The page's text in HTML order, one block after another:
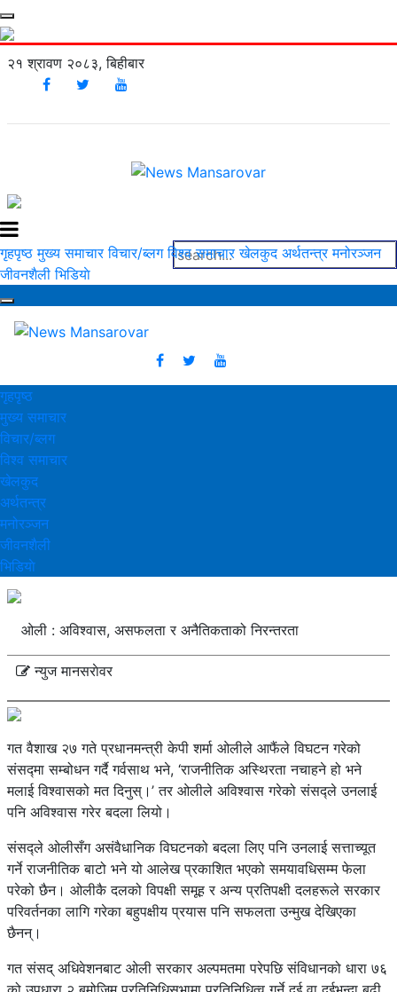
२१ श्रावण २०८३, बिहीबार
गृहपृष्ठ मुख्य समाचार विचार/ब्लग विश्व समाचार खेलकुद अर्थतन्त्र मनोरञ्‍जन
जीवनशैली भिडियाे
गृहपृष्ठ
मुख्य समाचार
विचार/ब्लग
विश्व समाचार
खेलकुद
अर्थतन्त्र
मनोरञ्‍जन
जीवनशैली
भिडियाे
ओली : अविश्वास, असफलता र अनैतिकताको निरन्तरता
न्युज मानसराेवर
गत वैशाख २७ गते प्रधानमन्त्री केपी शर्मा ओलीले आफैंले विघटन गरेको
संसद्मा सम्बोधन गर्दै गर्वसाथ भने, ‘राजनीतिक अस्थिरता नचाहने हो भने
मलाई विश्वासको मत दिनुस्।’ तर ओलीले अविश्वास गरेको संसद्ले उनलाई
पनि अविश्वास गरेर बदला लियो।
संसद्ले ओलीसँग असंवैधानिक विघटनको बदला लिए पनि उनलाई सत्ताच्यूत
गर्ने राजनीतिक बाटो भने यो आलेख प्रकाशित भएको समयावधिसम्म फेला
परेको छैन। ओलीकै दलको विपक्षी समूह र अन्य प्रतिपक्षी दलहरूले सरकार
परिवर्तनका लागि गरेका बहुपक्षीय प्रयास पनि सफलता उन्मुख देखिएका
छैनन्।
गत संसद् अधिवेशनबाट ओली सरकार अल्पमतमा परेपछि संविधानको धारा ७६